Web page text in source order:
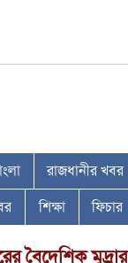
রাজধানীর খবর
শিক্ষা ফিচার
বৈদেশিক মুদ্রার